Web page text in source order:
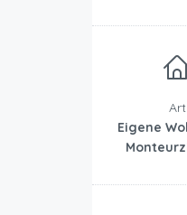
Art
Eigene